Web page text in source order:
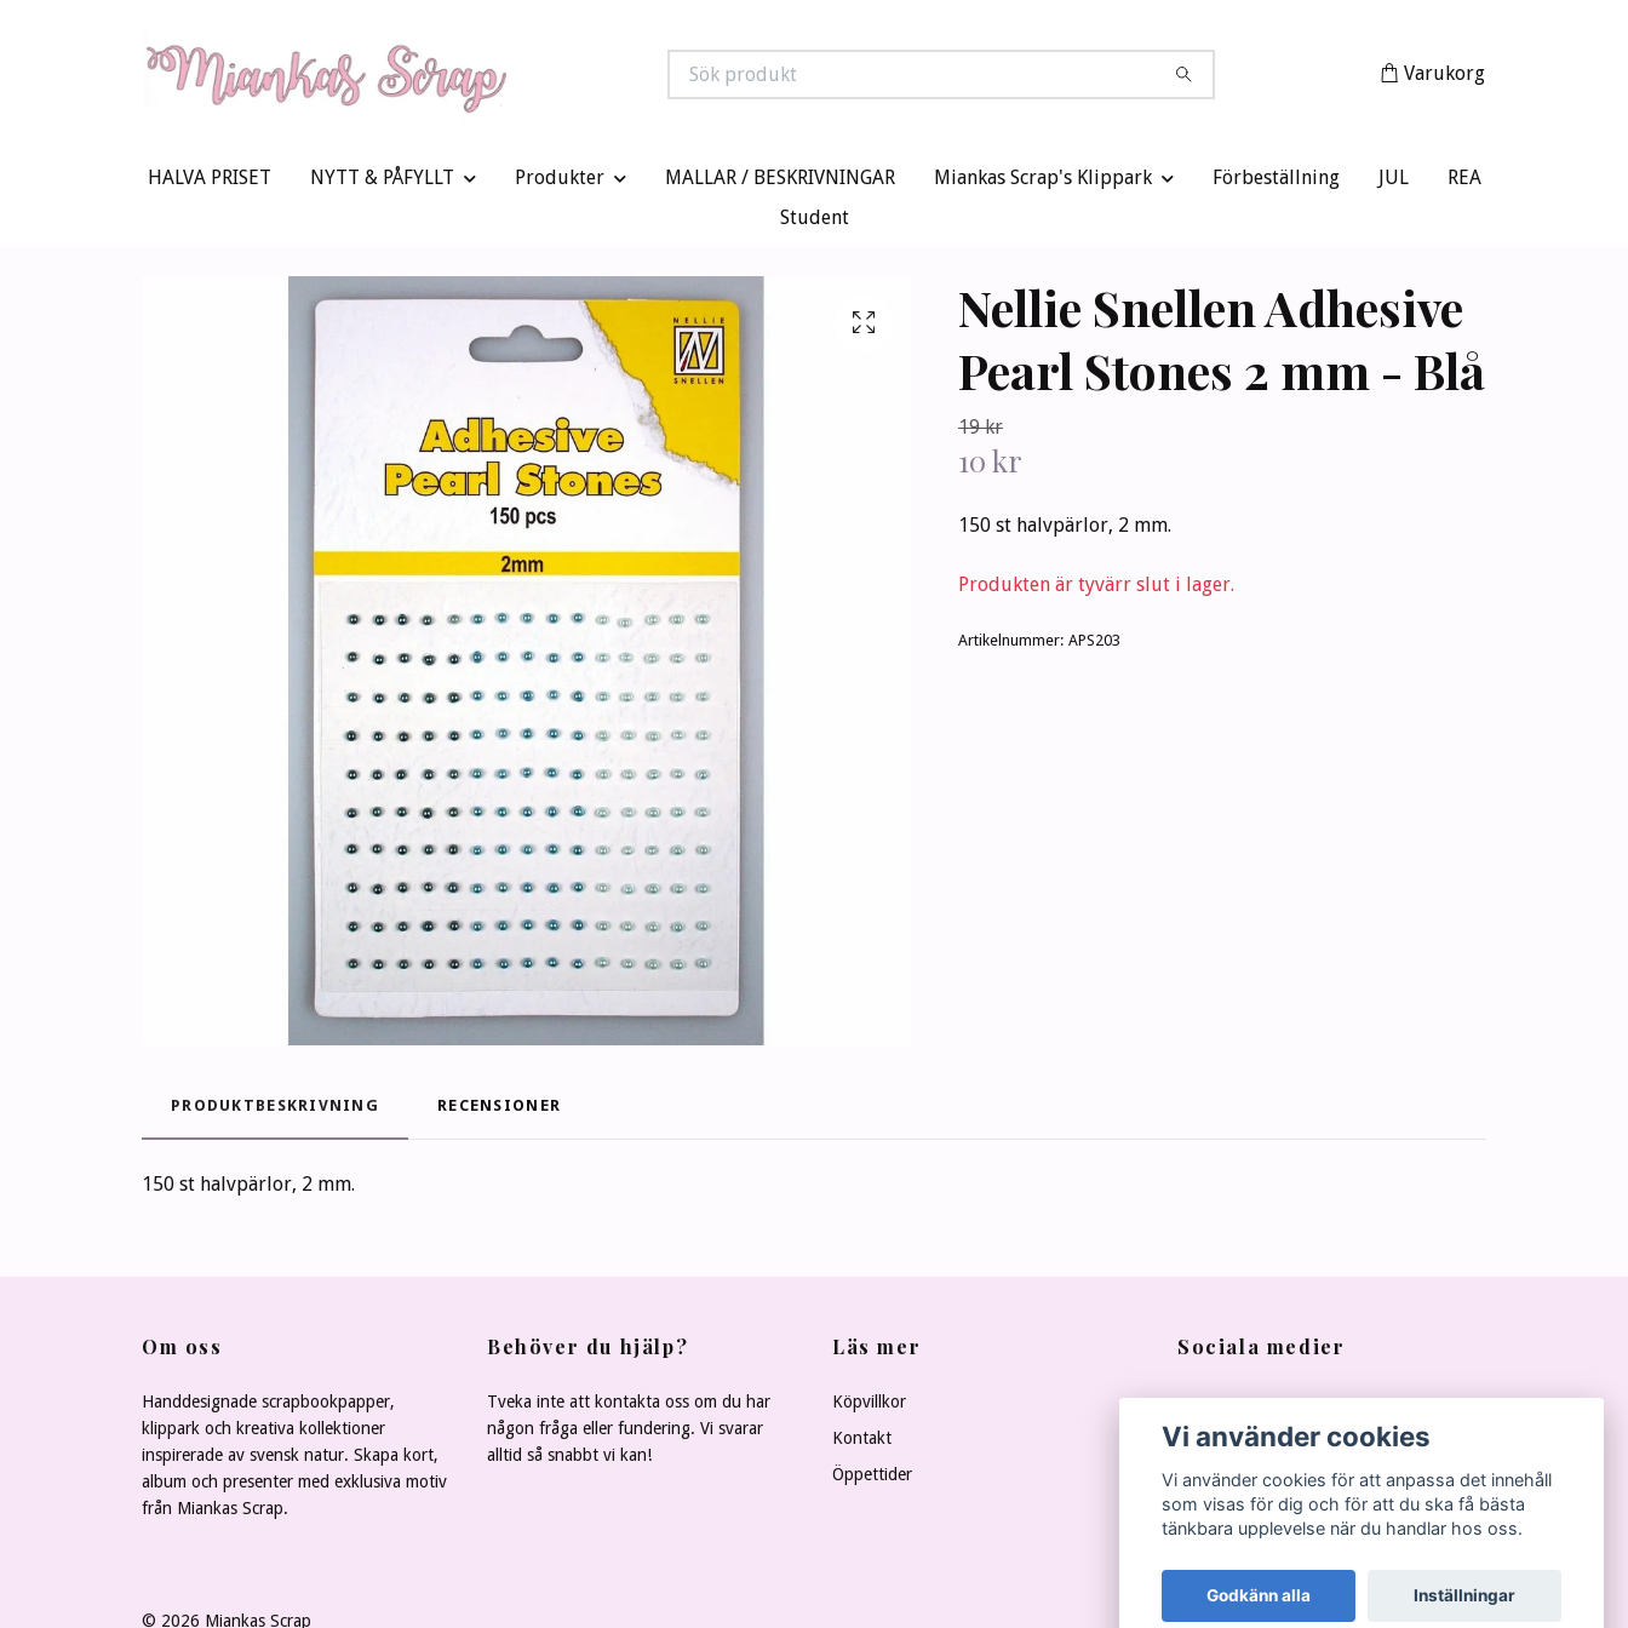
Varukorg
HALVA PRISET NYTT & PÅFYLLT Produkter MALLAR / BESKRIVNINGAR Miankas Scrap's Klippark Förbeställning JUL
REA
Student
Nellie Snellen Adhesive
Pearl Stones 2 mm - Blå
19 kr
10 kr
150 st halvpärlor, 2 mm.
Produkten är tyvärr slut i lager.
Artikelnummer: APS203
PRODUKTBESKRIVNING RECENSIONER
150 st halvpärlor, 2 mm.
Om oss
Handdesignade scrapbookpapper,
klippark och kreativa kollektioner
inspirerade av svensk natur. Skapa kort,
album och presenter med exklusiva motiv
från Miankas Scrap.
Behöver du hjälp?
Tveka inte att kontakta oss om du har
någon fråga eller fundering. Vi svarar
alltid så snabbt vi kan!
Läs mer
Köpvillkor
Kontakt
Öppettider
Sociala medier
© 2026 Miankas Scrap
Vi använder cookies
Vi använder cookies för att anpassa det innehåll
som visas för dig och för att du ska få bästa
tänkbara upplevelse när du handlar hos oss.
Godkänn alla Inställningar